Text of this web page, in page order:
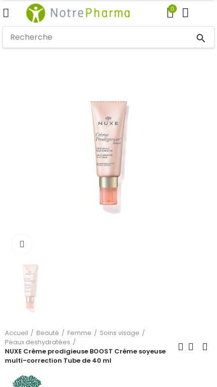
0
search
Accueil Beauté Femme
Soins visage
Peaux deshydratées
NUXE Crème prodigieuse BOOST Crème soyeuse
multi-correction Tube de 40 ml